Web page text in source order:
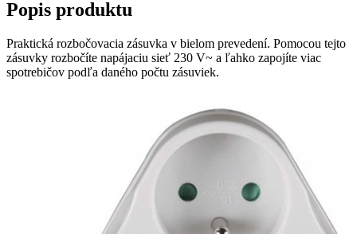
Popis produktu
Praktická rozbočovacia zásuvka v bielom prevedení. Pomocou tejto
zásuvky rozbočíte napájaciu sieť 230 V~ a ľahko zapojíte viac
spotrebičov podľa daného počtu zásuviek.